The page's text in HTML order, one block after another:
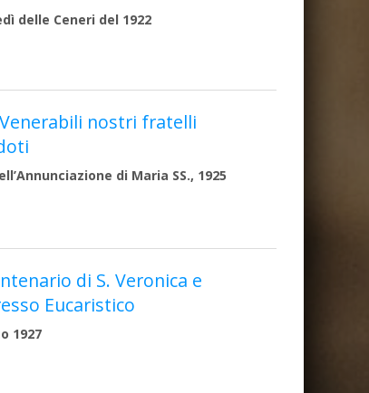
delle Ceneri del 1922
nostri fratelli
di Maria SS., 1925
di S. Veronica e
Eucaristico
1927